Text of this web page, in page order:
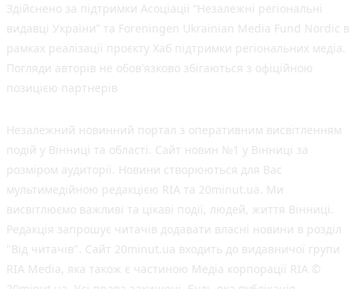
Здійснено за підтримки Асоціації “Незалежні регіональні
видавці України” та Foreningen Ukrainian Media Fund Nordic в
рамках реалізації проєкту Хаб підтримки регіональних медіа.
Погляди авторів не обов'язково збігаються з офіційною
позицією партнерів
Незалежний новинний портал з оперативним висвітленням
подій у Вінниці та області. Сайт новин №1 у Вінниці за
розміром аудиторії. Новини створюються для Вас
мультимедійною редакцією RIA та 20minut.ua. Ми
висвітлюємо важливі та цікаві події, людей, життя Вінниці.
Редакція запрошує читачів додавати власні новини в розділ
"Від читачів". Сайт 20minut.ua входить до видавничої групи
RIA Media, яка також є частиною Медіа корпорації RIA ©